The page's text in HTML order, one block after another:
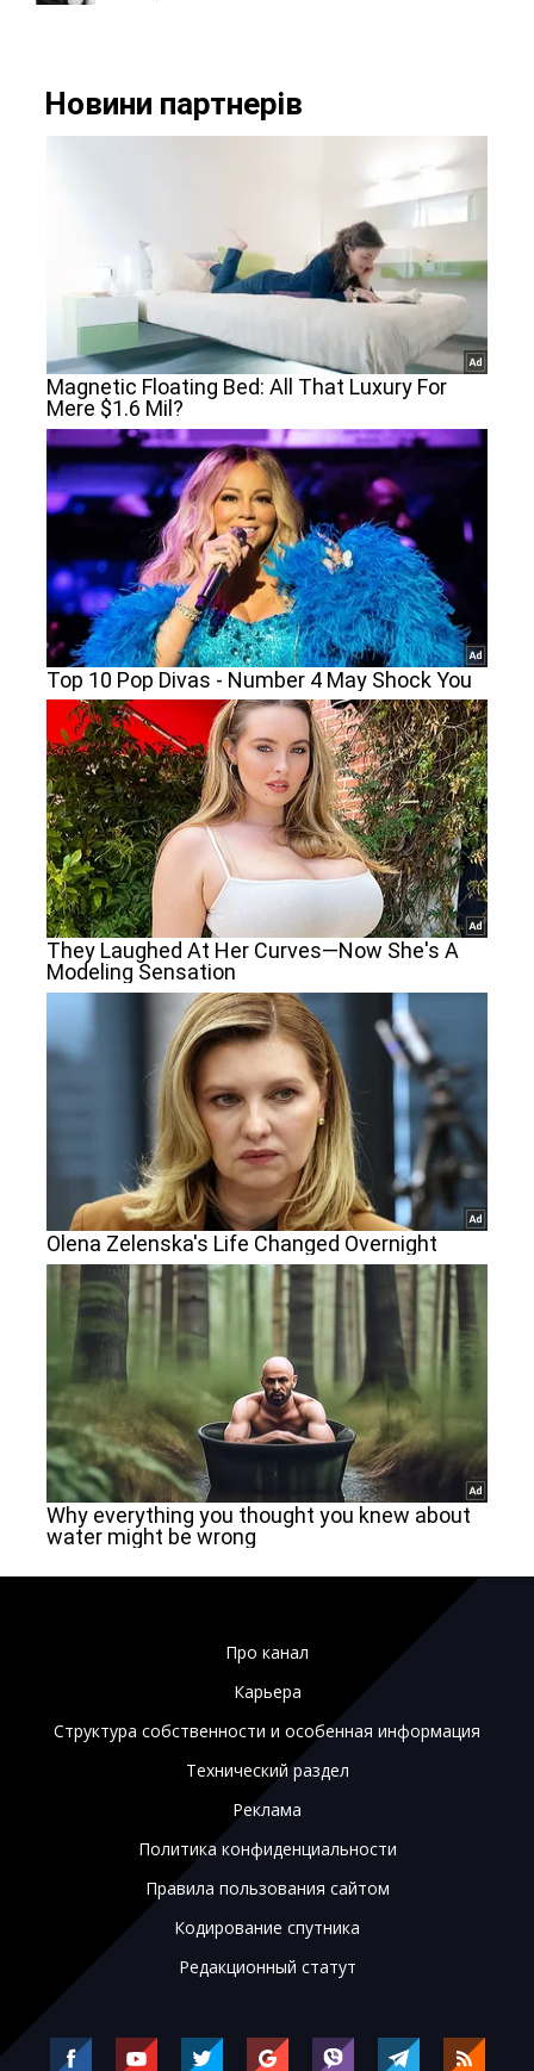
Про канал
Карьера
Структура собственности и особенная информация
Технический раздел
Реклама
Политика конфиденциальности
Правила пользования сайтом
Кодирование спутника
Редакционный статут